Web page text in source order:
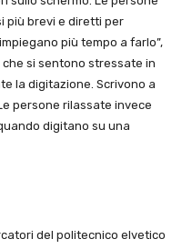
più brevi e diretti per
più tempo a farlo”,
si sentono stressate in
la digitazione. Scrivono a
persone rilassate invece
digitano su una
del politecnico elvetico